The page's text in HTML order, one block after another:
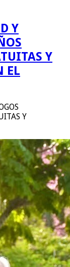
Y
Y
EL
Y